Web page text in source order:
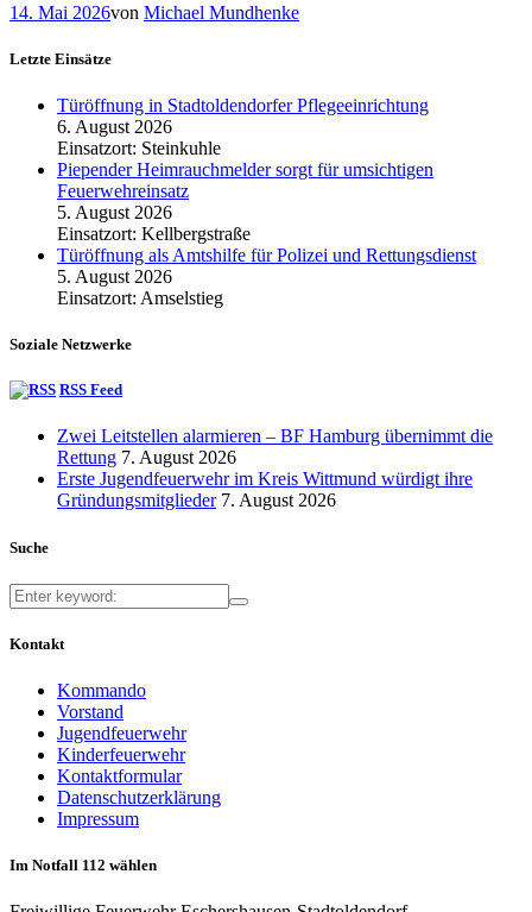
14. Mai 2026von Michael Mundhenke
Letzte Einsätze
Türöffnung in Stadtoldendorfer Pflegeeinrichtung
6. August 2026
Einsatzort: Steinkuhle
Piepender Heimrauchmelder sorgt für umsichtigen
Feuerwehreinsatz
5. August 2026
Einsatzort: Kellbergstraße
Türöffnung als Amtshilfe für Polizei und Rettungsdienst
5. August 2026
Einsatzort: Amselstieg
Soziale Netzwerke
RSS Feed
Zwei Leitstellen alarmieren – BF Hamburg übernimmt die
Rettung 7. August 2026
Erste Jugendfeuerwehr im Kreis Wittmund würdigt ihre
Gründungsmitglieder 7. August 2026
Suche
Kontakt
Kommando
Vorstand
Jugendfeuerwehr
Kinderfeuerwehr
Kontaktformular
Datenschutzerklärung
Impressum
Im Notfall 112 wählen